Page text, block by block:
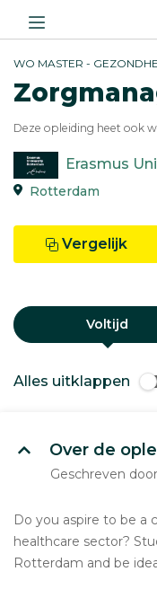
WO MASTER -
Deze opleiding heet ook
Erasmus
Rotterdam
Vergelijk
Voltijd
Alles uitklappen
Over de
Geschreven
Do you aspire to be a
healthcare sector?
Rotterdam and be